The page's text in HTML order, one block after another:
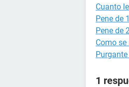
Cuanto
Pene de
Pene de
Como
1